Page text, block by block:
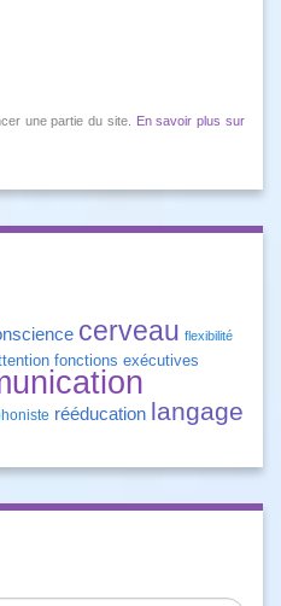
une partie du site.
En savoir plus sur
cerveau flexibilité
fonctions exécutives
rééducation langage